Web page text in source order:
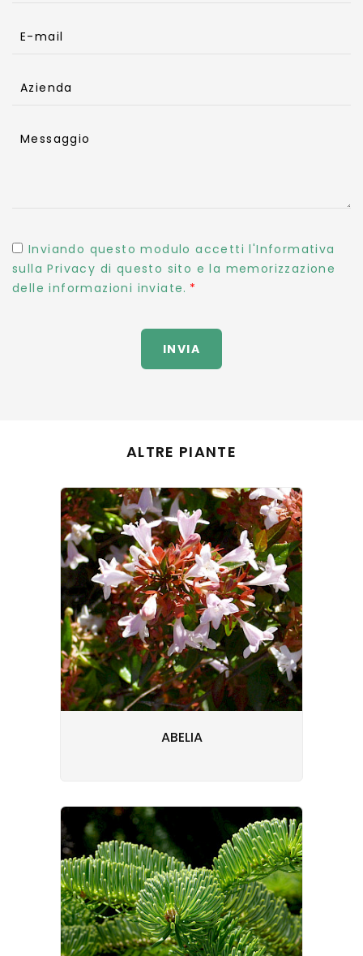
E-mail
Azienda
Messaggio
Inviando questo modulo accetti l'Informativa
sulla Privacy di questo sito e la memorizzazione
delle informazioni inviate.
INVIA
ALTRE PIANTE
ABELIA